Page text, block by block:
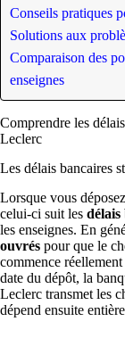
Conseils pratiques
Solutions aux
Comparaison des
enseignes
Comprendre les
Leclerc
Les délais bancaires
Lorsque vous
celui-ci suit les délais
les enseignes. En
ouvrés pour que le
commence
date du dépôt, la
Leclerc transmet les
dépend ensuite